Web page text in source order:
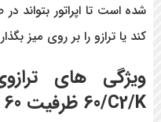
شده است تا اپراتور بتواند
کند یا ترازو را بر روی میز
ویژگی های
60/C2/K ظرفیت 60